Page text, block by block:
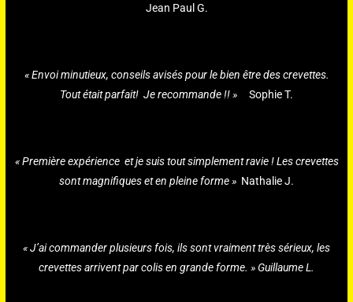
Jean Paul G.
« Envoi minutieux, conseils avisés pour le bien être des crevettes.
Tout était parfait! Je recommande !! » Sophie T.
« Première expérience et je suis tout simplement ravie ! Les crevettes
sont magnifiques et en pleine forme » Nathalie J.
« J’ai commander plusieurs fois, ils sont vraiment très sérieux, les
crevettes arrivent par colis en grande forme. » Guillaume L.